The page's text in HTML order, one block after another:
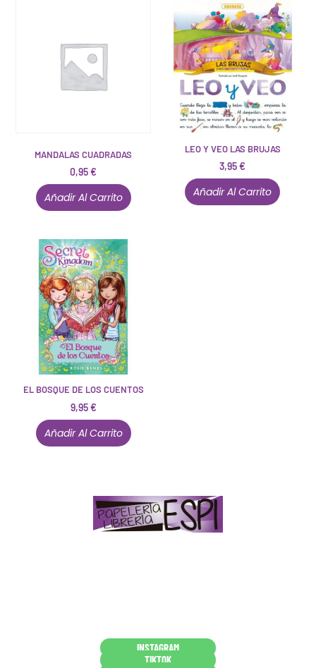
MANDALAS CUADRADAS
0,95€
Añadir Al Carrito
LEO Y VEO LAS BRUJAS
3,95€
Añadir Al Carrito
EL BOSQUE DE LOS CUENTOS
9,95€
Añadir Al Carrito
INSTAGRAM
TIKTOK